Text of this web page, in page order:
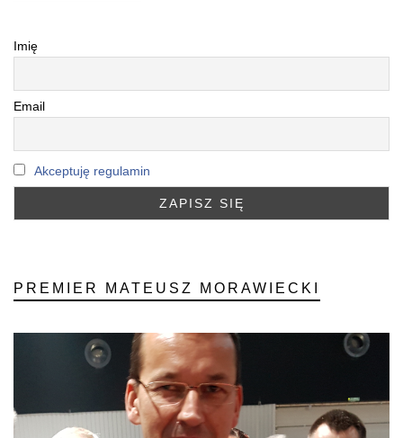
Imię
Email
Akceptuję regulamin
PREMIER MATEUSZ MORAWIECKI